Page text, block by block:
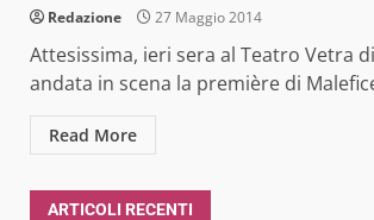
Redazione 27 Maggio 2014
Attesissima, ieri sera al Teatro Vetra
andata in scena la première di
Read More
ARTICOLI RECENTI